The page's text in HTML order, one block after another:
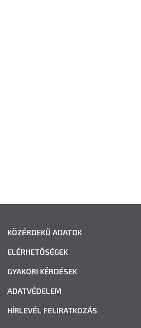
KÖZÉRDEKŰ ADATOK
ELÉRHETŐSÉGEK
GYAKORI KÉRDÉSEK
ADATVÉDELEM
HÍRLEVÉL FELIRATKOZÁS